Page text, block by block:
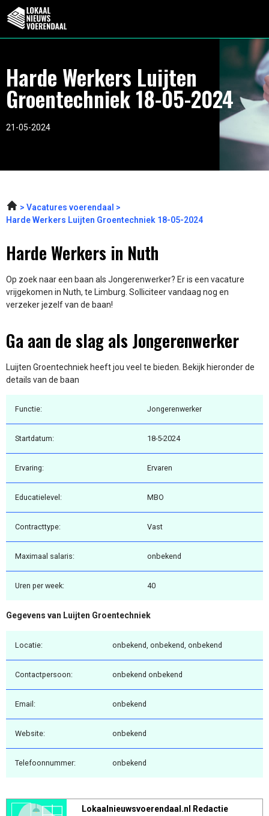
Harde Werkers Luijten
Groentechniek 18-05-2024
21-05-2024
Vacatures voerendaal
Harde Werkers Luijten Groentechniek 18-05-2024
Harde Werkers in Nuth
Op zoek naar een baan als Jongerenwerker? Er is een vacature
vrijgekomen in Nuth, te Limburg. Solliciteer vandaag nog en
verzeker jezelf van de baan!
Ga aan de slag als Jongerenwerker
Luijten Groentechniek heeft jou veel te bieden. Bekijk hieronder de
details van de baan
Functie: Jongerenwerker
Startdatum: 18-5-2024
Ervaring: Ervaren
Educatielevel: MBO
Contracttype: Vast
Maximaal salaris: onbekend
Uren per week: 40
Gegevens van Luijten Groentechniek
Locatie: onbekend, onbekend, onbekend
Contactpersoon: onbekend onbekend
Email: onbekend
Website: onbekend
Telefoonnummer: onbekend
Lokaalnieuwsvoerendaal.nl Redactie